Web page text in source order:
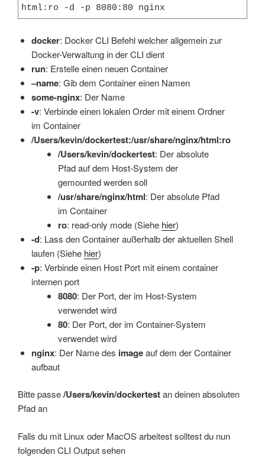
html:ro -d -p 8080:80 nginx
docker: Docker CLI Befehl welcher allgemein zur
Docker-Verwaltung in der CLI dient
run: Erstelle einen neuen Container
–name: Gib dem Container einen Namen
some-nginx: Der Name
-v: Verbinde einen lokalen Order mit einem Ordner
im Container
/Users/kevin/dockertest:/usr/share/nginx/html:ro
/Users/kevin/dockertest: Der absolute
Pfad auf dem Host-System der
gemounted werden soll
/usr/share/nginx/html: Der absolute Pfad
im Container
ro: read-only mode (Siehe hier)
-d: Lass den Container außerhalb der aktuellen Shell
laufen (Siehe hier)
-p: Verbinde einen Host Port mit einem container
internen port
8080: Der Port, der im Host-System
verwendet wird
80: Der Port, der im Container-System
verwendet wird
nginx: Der Name des imageauf dem der Container
aufbaut
Bitte passe/Users/kevin/dockertestan deinen absoluten
Pfad an
Falls du mit Linux oder MacOS arbeitest solltest du nun
folgenden CLI Output sehen